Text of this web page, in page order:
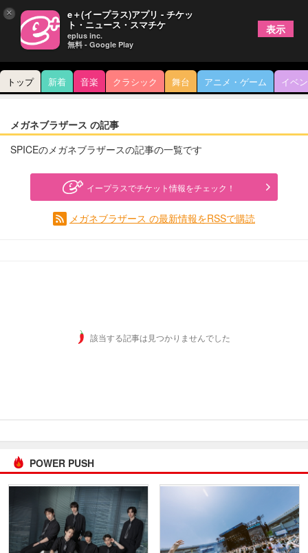
トップ 新着 音楽 クラシック 舞台 アニメ・ゲーム イベ
メガネブラザース の記事
SPICEのメガネブラザースの記事の一覧です
イープラスでチケット情報をチェック！
メガネブラザース の最新情報をRSSで購読
該当する記事は見つかりませんでした
POWER PUSH
× e＋(イープラス)アプリ - チケッ
ト・ニュース・スマチケ
eplus inc.
無料 - Google Play
表示